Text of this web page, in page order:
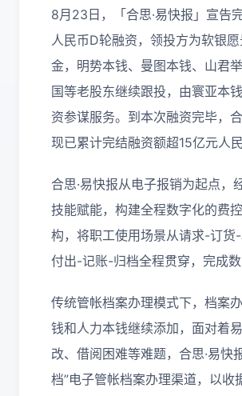
8月23日，「合思·易快报」宣告
人民币D轮融资，领投方为软银
金，明势本钱、曼图本钱、山君
国等老股东继续跟投，由寰亚本
资参谋服务。到本次融资完毕，
现已累计完结融资额超15亿元人民
合思·易快报从电子报销为起点，
技能赋能，构建全程数字化的费
构，将职工使用场景从请求-订
付出-记账-归档全程贯穿，完成数
传统管帐档案办理模式下，档案
钱和人力本钱继续添加，面对着
改、借阅困难等难题，合思·易快
档”电子管帐档案办理渠道，以收